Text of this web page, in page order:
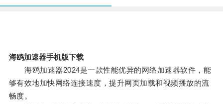
海鸥加速器手机版下载
海鸥加速器2024是一款性能优异的网络加速器软件，能
够有效地加快网络连接速度，提升网页加载和视频播放的流
畅度。